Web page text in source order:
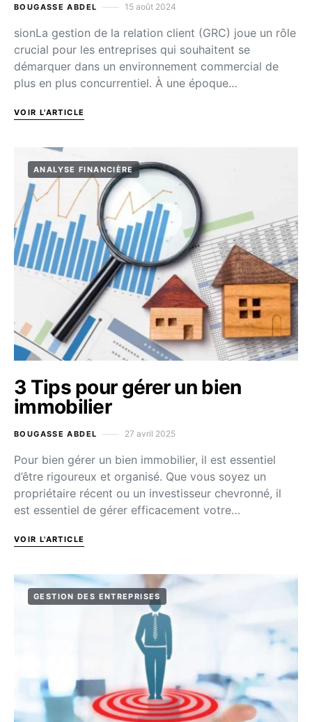
BOUGASSE ABDEL 15 août 2024
sionLa gestion de la relation client (GRC) joue un rôle
crucial pour les entreprises qui souhaitent se
démarquer dans un environnement commercial de
plus en plus concurrentiel. À une époque…
VOIR L'ARTICLE
ANALYSE FINANCIÈRE
3 Tips pour gérer un bien
immobilier
BOUGASSE ABDEL 27 avril 2025
Pour bien gérer un bien immobilier, il est essentiel
d’être rigoureux et organisé. Que vous soyez un
propriétaire récent ou un investisseur chevronné, il
est essentiel de gérer efficacement votre…
VOIR L'ARTICLE
GESTION DES ENTREPRISES